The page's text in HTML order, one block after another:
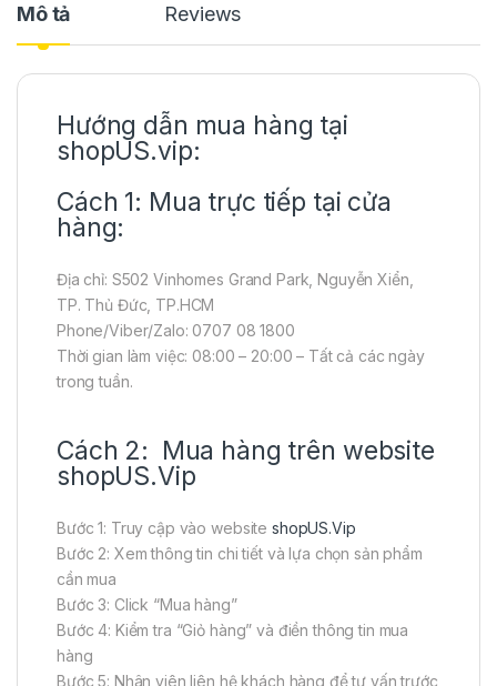
Mô tả Reviews
Hướng dẫn mua hàng tại
shopUS.vip:
Cách 1: Mua trực tiếp tại cửa
hàng:
Địa chỉ: S502 Vinhomes Grand Park, Nguyễn Xiển,
TP. Thủ Đức, TP.HCM
Phone/Viber/Zalo: 0707 08 1800
Thời gian làm việc: 08:00 – 20:00 – Tất cả các ngày
trong tuần.
Cách 2: Mua hàng trên website
shopUS.Vip
Bước 1: Truy cập vào website shopUS.Vip
Bước 2: Xem thông tin chi tiết và lựa chọn sản phẩm
cần mua
Bước 3: Click “Mua hàng”
Bước 4: Kiểm tra “Giỏ hàng” và điền thông tin mua
hàng
Bước 5: Nhân viên liên hệ khách hàng để tư vấn trước